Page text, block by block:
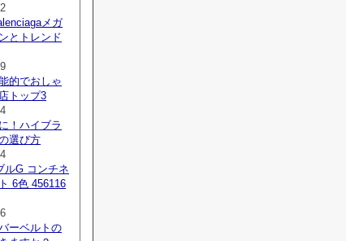
メガ
とトレンド
的でおしゃ
トップ3
！ハイブラ
選び方
ルG コンチネ
6色 456116
ーベルトの